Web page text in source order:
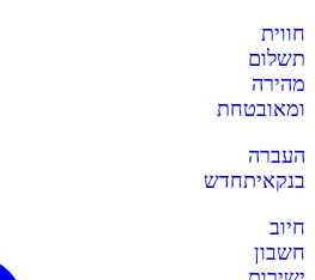
חווית
תשלום
מהירה
ומאובטחת
העברה
בנקאיתחדש
חיוב
חשבון